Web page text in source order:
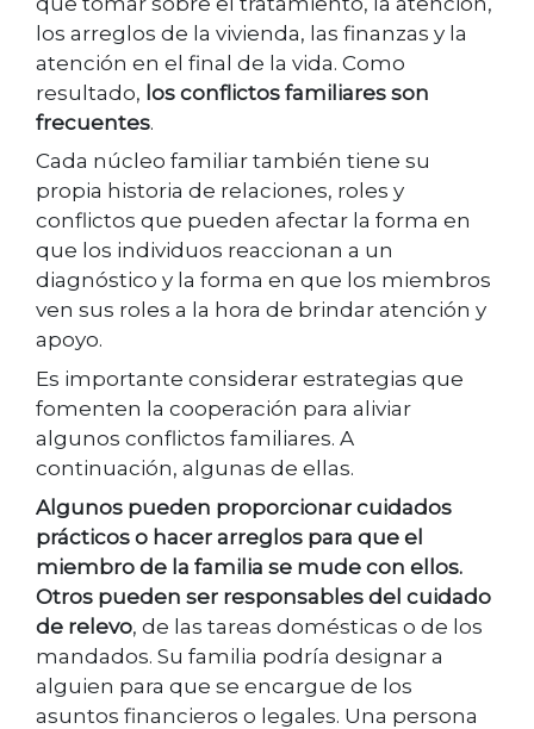
los arreglos de la vivienda, las finanzas y la
atención en el final de la vida. Como
resultado, los conflictos familiares son
frecuentes.
Cada núcleo familiar también tiene su
propia historia de relaciones, roles y
conflictos que pueden afectar la forma en
que los individuos reaccionan a un
diagnóstico y la forma en que los miembros
ven sus roles a la hora de brindar atención y
apoyo.
Es importante considerar estrategias que
fomenten la cooperación para aliviar
algunos conflictos familiares. A
continuación, algunas de ellas.
Algunos pueden proporcionar cuidados
prácticos o hacer arreglos para que el
miembro de la familia se mude con ellos.
Otros pueden ser responsables del cuidado
de relevo, de las tareas domésticas o de los
mandados. Su familia podría designar a
alguien para que se encargue de los
asuntos financieros o legales. Una persona